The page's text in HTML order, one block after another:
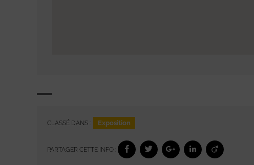
CLASSÉ DANS : Exposition
PARTAGER CETTE INFO :